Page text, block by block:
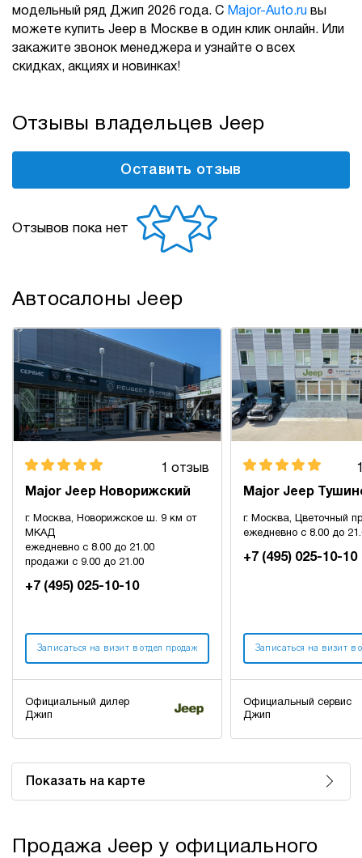
модельный ряд Джип 2026 года. С Major-Auto.ru вы
можете купить Jeep в Москве в один клик онлайн. Или
закажите звонок менеджера и узнайте о всех
скидках, акциях и новинках!
Отзывы владельцев Jeep
Оставить отзыв
Отзывов пока нет
Показать на карте
Автосалоны Jeep
1 отзыв
Major Jeep Новорижский
г. Москва, Новорижское ш. 9 км от
МКАД
ежедневно с 8.00 до 21.00
продажи с 9.00 до 21.00
+7 (495) 025-10-10
Записаться на визит в отдел продаж
Официальный дилер
Джип
Major Jeep
г. Москва, Цветочный
ежедневно с 8.00 до
+7 (495) 025-10-10
Записаться на визит в
Официальный сервис
Джип
Продажа Jeep у официального